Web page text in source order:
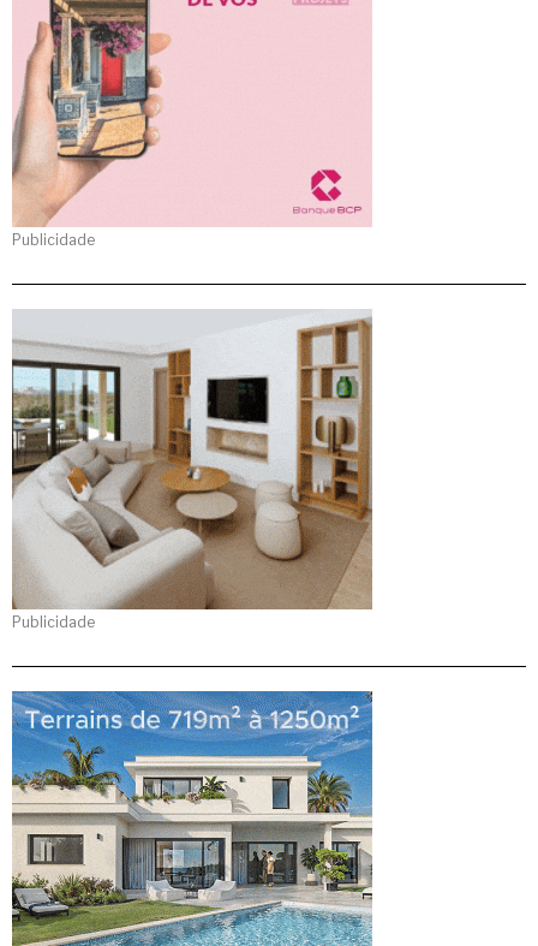
Publicidade
Publicidade